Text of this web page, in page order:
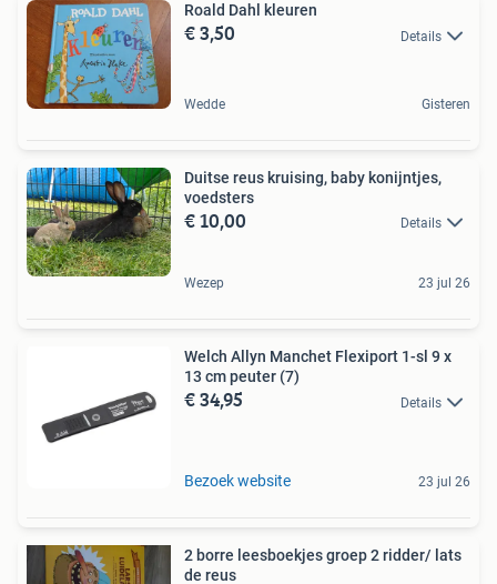
Roald Dahl kleuren
€ 3,50 Details
Wedde Gisteren
Duitse reus kruising, baby konijntjes,
voedsters
€ 10,00 Details
Wezep 23 jul 26
Welch Allyn Manchet Flexiport 1-sl 9 x
13 cm peuter (7)
€ 34,95 Details
Bezoek website 23 jul 26
2 borre leesboekjes groep 2 ridder/ lats
de reus